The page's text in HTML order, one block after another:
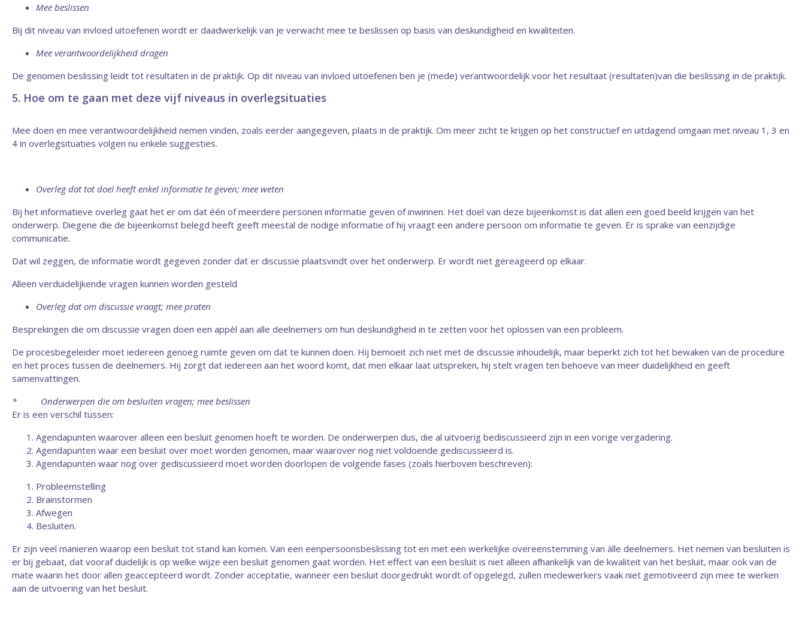
Mee beslissen
Bij dit niveau van invloed uitoefenen wordt er daadwerkelijk van je verwacht mee te beslissen op basis van deskundigheid en kwaliteiten.
Mee verantwoordelijkheid dragen
De genomen beslissing leidt tot resultaten in de praktijk. Op dit niveau van invloed uitoefenen ben je (mede) verantwoordelijk voor het resultaat (resultaten)van die beslissing in de praktijk.
5. Hoe om te gaan met deze vijf niveaus in overlegsituaties
Mee doen en mee verantwoordelijkheid nemen vinden, zoals eerder aangegeven, plaats in de praktijk. Om meer zicht te krijgen op het constructief en uitdagend omgaan met niveau 1, 3 en
4 in overlegsituaties volgen nu enkele suggesties.
Overleg dat tot doel heeft enkel informatie te geven; mee weten
Bij het informatieve overleg gaat het er om dat één of meerdere personen informatie geven of inwinnen. Het doel van deze bijeenkomst is dat allen een goed beeld krijgen van het
onderwerp. Diegene die de bijeenkomst belegd heeft geeft meestal de nodige informatie of hij vraagt een andere persoon om informatie te geven. Er is sprake van eenzijdige
communicatie.
Dat wil zeggen, de informatie wordt gegeven zonder dat er discussie plaatsvindt over het onderwerp. Er wordt niet gereageerd op elkaar.
Alleen verduidelijkende vragen kunnen worden gesteld
Overleg dat om discussie vraagt; mee praten
Besprekingen die om discussie vragen doen een appèl aan alle deelne­mers om hun deskundig­heid in te zetten voor het oplossen van een pro­bleem.
De procesbegeleider moet iedereen genoeg ruimte geven om dat te kunnen doen. Hij bemoeit zich niet met de discussie inhoudelijk, maar beperkt zich tot het bewaken van de procedure
en het proces tussen de deelnemers. Hij zorgt dat iedereen aan het woord komt, dat men elkaar laat uitspre­ken, hij stelt vragen ten behoeve van meer duidelijkheid en geeft
samenvattingen.
* Onderwerpen die om besluiten vragen; mee beslissen
Er is een verschil tussen:
Agendapunten waarover alleen een besluit genomen hoeft te wor­den. De onderwerpen dus, die al uitvoerig bediscussieerd zijn in een vorige vergade­ring.
Agendapunten waar een besluit over moet worden genomen, maar waarover nog niet voldoende gediscussieerd is.
Agendapunten waar nog over gediscussieerd moet worden doorlopen de volgende fases (zoals hierboven beschreven):
Probleemstelling
Brainstormen
Afwegen
Besluiten.
Er zijn veel manieren waarop een besluit tot stand kan komen. Van een eenpersoonsbeslissing tot en met een werkelijke overeenstemming van àlle deelnemers. Het nemen van besluiten is
er bij gebaat, dat vooraf duidelijk is op welke wijze een besluit genomen gaat worden. Het effect van een besluit is niet alleen afhankelijk van de kwaliteit van het besluit, maar ook van de
mate waarin het door allen geaccepteerd wordt. Zonder acceptatie, wanneer een besluit doorgedrukt wordt of opgelegd, zullen medewerkers vaak niet gemotiveerd zijn mee te werken
aan de uitvoering van het besluit.